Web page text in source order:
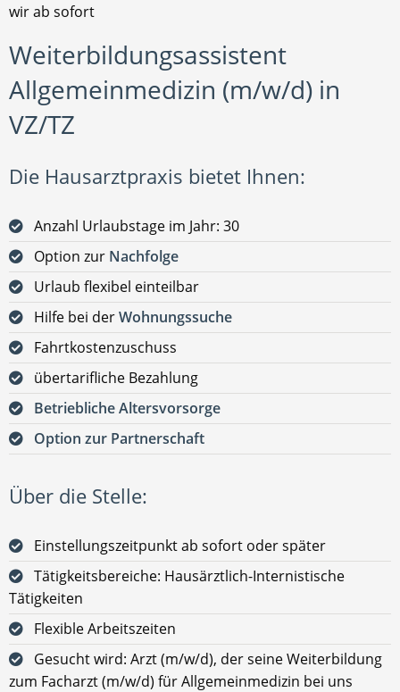
wir ab sofort
Weiterbildungsassistent
Allgemeinmedizin (m/w/d) in
VZ/TZ
Die Hausarztpraxis bietet Ihnen:
Anzahl Urlaubstage im Jahr: 30
Option zur Nachfolge
Urlaub flexibel einteilbar
Hilfe bei derWohnungssuche
Fahrtkostenzuschuss
übertarifliche Bezahlung
Betriebliche Altersvorsorge
Option zur Partnerschaft
Über die Stelle:
Einstellungszeitpunkt ab sofort oder später
Tätigkeitsbereiche: Hausärztlich-Internistische
Tätigkeiten
Flexible Arbeitszeiten
Gesucht wird: Arzt (m/w/d), der seine Weiterbildung
zum Facharzt (m/w/d) für Allgemeinmedizin bei uns